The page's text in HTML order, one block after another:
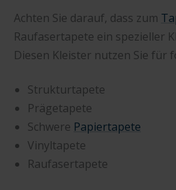
Achten Sie darauf, dass zum
Raufasertapete ein spezieller
Diesen Kleister nutzen Sie für
Strukturtapete
Prägetapete
Schwere Papiertapete
Vinyltapete
Raufasertapete